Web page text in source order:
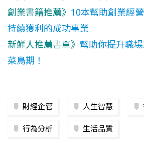
創業書籍推薦》 10本幫助創業經
持續獲利的成功事業
新鮮人推薦書單》 幫助你提升職
菜鳥期！
財經企管 人生智慧
行為分析 生活品質